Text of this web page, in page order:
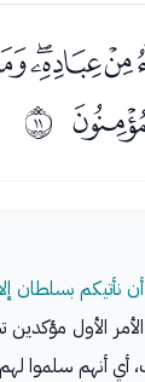
ﰊ
بسلطان إلا
الأول مؤكدين
سلموا لهم